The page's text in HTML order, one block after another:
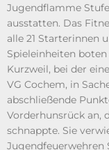
Jugendflamme
ausstatten. Das
alle 21 Starterinnen
Spieleinheiten
Kurzweil, bei der
VG Cochem, in
abschließende
Vorderhunsrück an,
schnappte. Sie